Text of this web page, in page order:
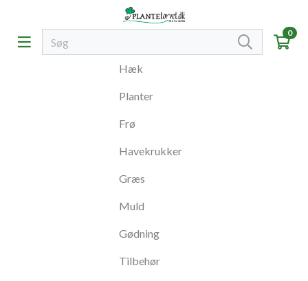
0
Hæk
Planter
Frø
Havekrukker
Græs
Muld
Gødning
Tilbehør